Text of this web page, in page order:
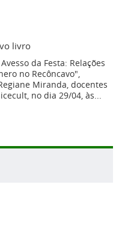
livro
da Festa: Relações
no Recôncavo",
Miranda, docentes
no dia 29/04, às...